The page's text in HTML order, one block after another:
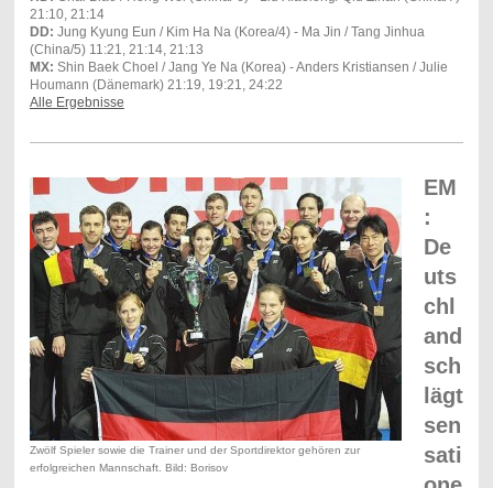
21:10, 21:14
DD: Jung Kyung Eun / Kim Ha Na (Korea/4) - Ma Jin / Tang Jinhua
(China/5) 11:21, 21:14, 21:13
MX: Shin Baek Choel / Jang Ye Na (Korea) - Anders Kristiansen / Julie
Houmann (Dänemark) 21:19, 19:21, 24:22
Alle Ergebnisse
Zwölf Spieler sowie die Trainer und der Sportdirektor gehören zur
erfolgreichen Mannschaft. Bild: Borisov
EM
:
De
uts
chl
and
sch
lägt
sen
sati